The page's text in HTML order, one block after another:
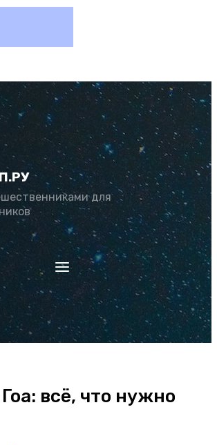
для
всё, что нужно